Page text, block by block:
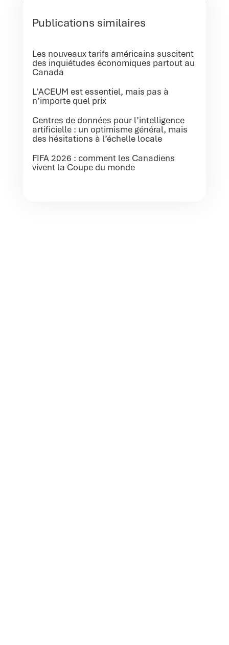
Publications similaires
Les nouveaux tarifs américains suscitent
des inquiétudes économiques partout au
Canada
L’ACEUM est essentiel, mais pas à
n’importe quel prix
Centres de données pour l’intelligence
artificielle : un optimisme général, mais
des hésitations à l’échelle locale
FIFA 2026 : comment les Canadiens
vivent la Coupe du monde